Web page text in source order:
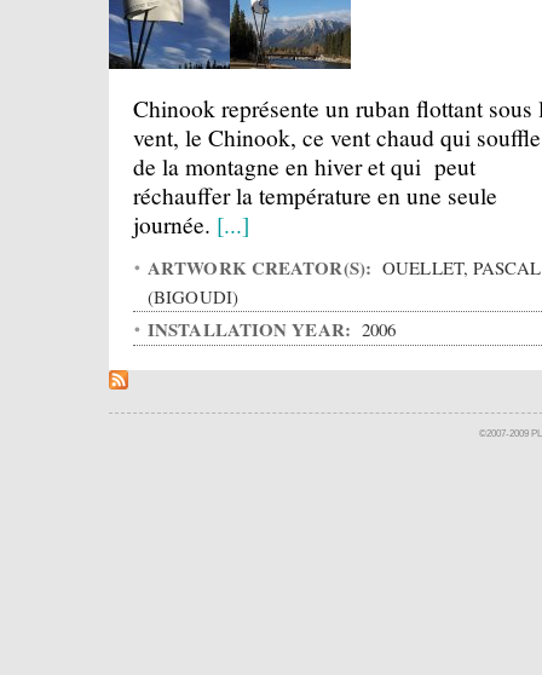
Chinook représente un ruban flottant sous
vent, le Chinook, ce vent chaud qui souffle
de la montagne en hiver et qui peut
réchauffer la température en une seule
journée. [...]
ARTWORK CREATOR(S): OUELLET,
(BIGOUDI)
INSTALLATION YEAR: 2006
©2007-2009